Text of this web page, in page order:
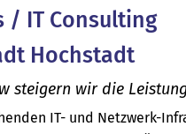
/ IT Consulting
Hochstadt
steigern wir die
IT- und Netzwerk-